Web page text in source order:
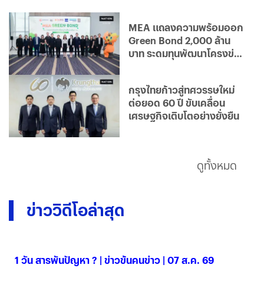
MEA แถลงความพร้อมออก
Green Bond 2,000 ล้าน
บาท ระดมทุนพัฒนาโครงข่าย
กรุงไทยก้าวสู่ทศวรรษใหม่
ต่อยอด 60 ปี ขับเคลื่อน
เศรษฐกิจเติบโตอย่างยั่งยืน
ดูทั้งหมด
ข่าววิดีโอล่าสุด
1 วัน สารพันปัญหา ? | ข่าวข้นคนข่าว | 07 ส.ค. 69